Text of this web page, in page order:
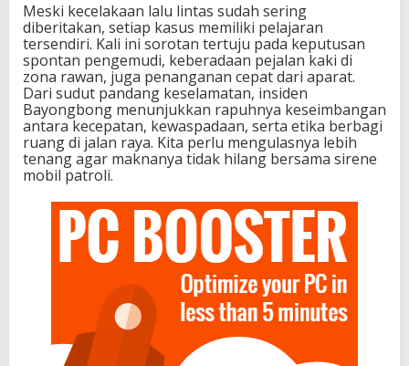
Meski kecelakaan lalu lintas sudah sering
diberitakan, setiap kasus memiliki pelajaran
tersendiri. Kali ini sorotan tertuju pada keputusan
spontan pengemudi, keberadaan pejalan kaki di
zona rawan, juga penanganan cepat dari aparat.
Dari sudut pandang keselamatan, insiden
Bayongbong menunjukkan rapuhnya keseimbangan
antara kecepatan, kewaspadaan, serta etika berbagi
ruang di jalan raya. Kita perlu mengulasnya lebih
tenang agar maknanya tidak hilang bersama sirene
mobil patroli.